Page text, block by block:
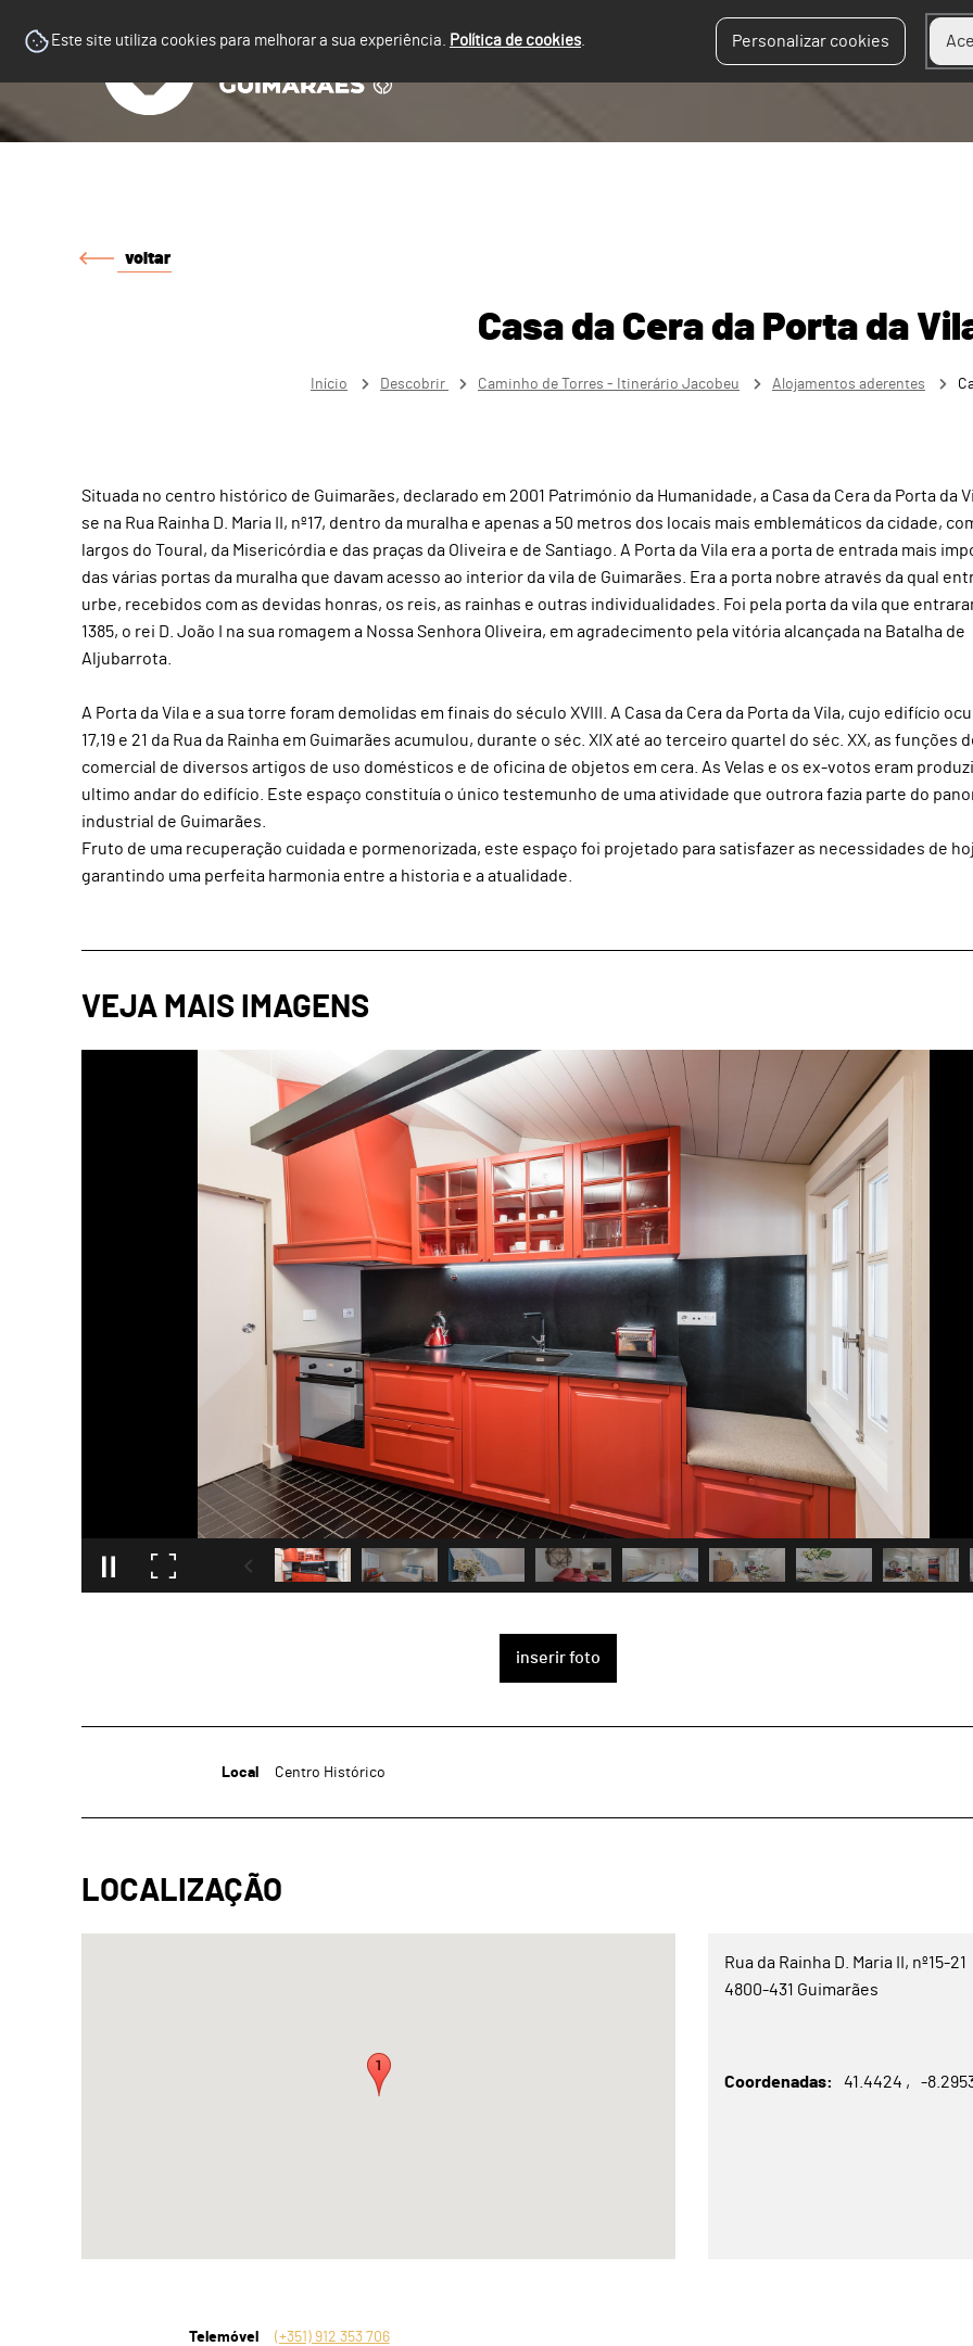
Este site utiliza cookies para melhorar a sua experiência. Política de cookies. Personalizar cookies
voltar
Casa da Cera da Porta da
Início Descobrir Caminho de Torres - Itinerário Jacobeu Alojamentos aderentes
Situada no centro histórico de Guimarães, declarado em 2001 Património da Humanidade, a Casa da Cera da Porta da
se na Rua Rainha D. Maria II, nº17, dentro da muralha e apenas a 50 metros dos locais mais emblemáticos da cidade,
largos do Toural, da Misericórdia e das praças da Oliveira e de Santiago. A Porta da Vila era a porta de entrada mais
das várias portas da muralha que davam acesso ao interior da vila de Guimarães. Era a porta nobre através da qual
urbe, recebidos com as devidas honras, os reis, as rainhas e outras individualidades. Foi pela porta da vila que
1385, o rei D. João I na sua romagem a Nossa Senhora Oliveira, em agradecimento pela vitória alcançada na Batalha de
Aljubarrota.
A Porta da Vila e a sua torre foram demolidas em finais do século XVIII. A Casa da Cera da Porta da Vila, cujo edifício
17,19 e 21 da Rua da Rainha em Guimarães acumulou, durante o séc. XIX até ao terceiro quartel do séc. XX, as funções
comercial de diversos artigos de uso domésticos e de oficina de objetos em cera. As Velas e os ex-votos eram
ultimo andar do edifício. Este espaço constituía o único testemunho de uma atividade que outrora fazia parte do
industrial de Guimarães.
Fruto de uma recuperação cuidada e pormenorizada, este espaço foi projetado para satisfazer as necessidades de
garantindo uma perfeita harmonia entre a historia e a atualidade.
inserir foto
Local Centro Histórico
Rua da Rainha D. Maria II, nº15-21
4800-431 Guimarães
Coordenadas 41.4424 -
Telemóvel (+351) 912 353 706